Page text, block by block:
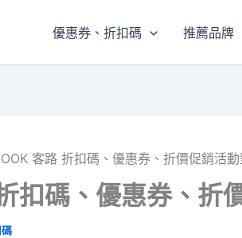
優惠券、折扣碼 推薦品牌
客路 折扣碼、優惠券、折價促銷活
扣碼、優惠券、折